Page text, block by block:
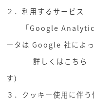
２．利用するサービス
「Google Analytics
ータは Google 社によっ
詳しくはこちら
す)
３．クッキー使用に伴